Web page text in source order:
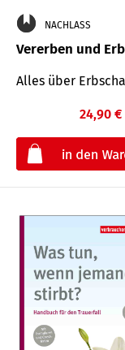
NACHLASS
Vererben und
Alles über
24,90 €